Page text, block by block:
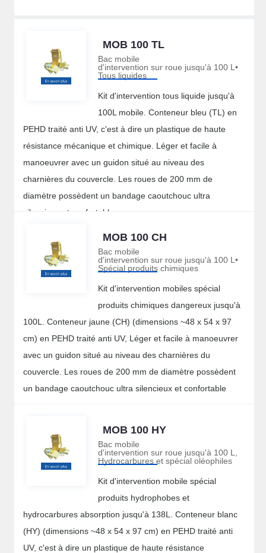
MOB 100 TL
Bac mobile
d'intervention sur roue jusqu'à 100 L•
Tous liquides
Kit d'intervention tous liquide jusqu'à
100L mobile. Conteneur bleu (TL) en
PEHD traité anti UV, c'est à dire un plastique de haute
résistance mécanique et chimique. Léger et facile à
manoeuvrer avec un guidon situé au niveau des
charnières du couvercle. Les roues de 200 mm de
diamètre possèdent un bandage caoutchouc ultra
silencieux et confortable.
MOB 100 CH
Bac mobile
d'intervention sur roue jusqu'à 100 L•
Spécial produits chimiques
Kit d'intervention mobiles spécial
produits chimiques dangereux jusqu'à
100L. Conteneur jaune (CH) (dimensions ~48 x 54 x 97
cm) en PEHD traité anti UV, Léger et facile à manoeuvrer
avec un guidon situé au niveau des charnières du
couvercle. Les roues de 200 mm de diamètre possèdent
un bandage caoutchouc ultra silencieux et confortable
MOB 100 HY
Bac mobile
d'intervention sur roue jusqu'à 100 L,
Hydrocarbures et spécial oléophiles
Kit d'intervention mobile spécial
produits hydrophobes et
hydrocarbures absorption jusqu'à 138L. Conteneur blanc
(HY) (dimensions ~48 x 54 x 97 cm) en PEHD traité anti
UV, c'est à dire un plastique de haute résistance